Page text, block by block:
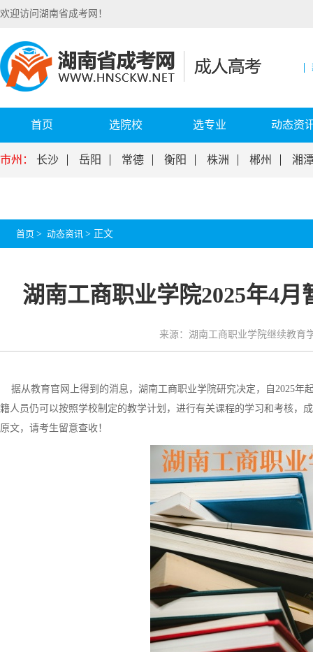
欢迎访问湖南省成考网！
首页 选院校 选专业 动态资
市州： 长沙 岳阳 常德 衡阳 株洲 郴州 湘
首页 > 动态资讯 > 正文
湖南工商职业学院2025年4
来源：湖南工商职业学院继续教育
据从教育官网上得到的消息，湖南工商职业学院研究决定，自2025年
籍人员仍可以按照学校制定的教学计划，进行有关课程的学习和考核，
原文，请考生留意查收！